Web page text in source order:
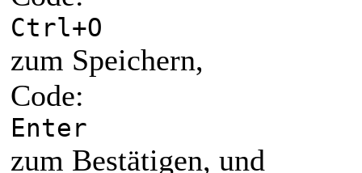
Ctrl+O
zum Speichern,
Code:
Enter
zum Bestätigen, und